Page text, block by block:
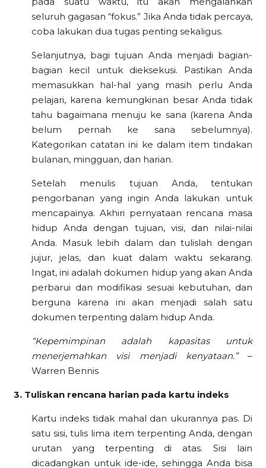
seluruh gagasan “fokus.” Jika Anda tidak percaya,
coba lakukan dua tugas penting sekaligus.
Selanjutnya, bagi tujuan Anda menjadi bagian-
bagian kecil untuk dieksekusi. Pastikan Anda
memasukkan hal-hal yang masih perlu Anda
pelajari, karena kemungkinan besar Anda tidak
tahu bagaimana menuju ke sana (karena Anda
belum pernah ke sana sebelumnya).
Kategorikan catatan ini ke dalam item tindakan
bulanan, mingguan, dan harian.
Setelah menulis tujuan Anda, tentukan
pengorbanan yang ingin Anda lakukan untuk
mencapainya. Akhiri pernyataan rencana masa
hidup Anda dengan tujuan, visi, dan nilai-nilai
Anda. Masuk lebih dalam dan tulislah dengan
jujur, jelas, dan kuat dalam waktu sekarang.
Ingat, ini adalah dokumen hidup yang akan Anda
perbarui dan modifikasi sesuai kebutuhan, dan
berguna karena ini akan menjadi salah satu
dokumen terpenting dalam hidup Anda.
“Kepemimpinan adalah kapasitas untuk
menerjemahkan visi menjadi kenyataan.”–
Warren Bennis
3. Tuliskan rencana harian pada kartu indeks
Kartu indeks tidak mahal dan ukurannya pas. Di
satu sisi, tulis lima item terpenting Anda, dengan
urutan yang terpenting di atas. Sisi lain
dicadangkan untuk ide-ide, sehingga Anda bisa